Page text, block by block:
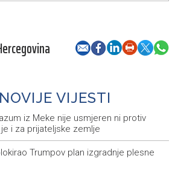
VIJESTI
iz Meke nije usmjeren ni protiv
i za prijateljske zemlje
Trumpov plan izgradnje plesne